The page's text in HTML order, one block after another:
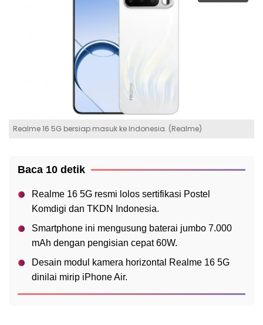
Realme 16 5G bersiap masuk ke Indonesia. (Realme)
Baca 10 detik
Realme 16 5G resmi lolos sertifikasi Postel
Komdigi dan TKDN Indonesia.
Smartphone ini mengusung baterai jumbo 7.000
mAh dengan pengisian cepat 60W.
Desain modul kamera horizontal Realme 16 5G
dinilai mirip iPhone Air.